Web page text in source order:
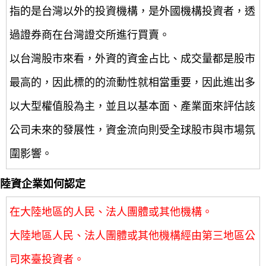
指的是台灣以外的投資機構，是外國機構投資者，透
過證券商在台灣證交所進行買賣。
以台灣股市來看，外資的資金占比、成交量都是股市
最高的，因此標的的流動性就相當重要，因此進出多
以大型權值股為主，並且以基本面、產業面來評估該
公司未來的發展性，資金流向則受全球股市與市場氛
圍影響。
陸資企業如何認定
在大陸地區的人民、法人團體或其他機構。
大陸地區人民、法人團體或其他機構經由第三地區公
司來臺投資者。